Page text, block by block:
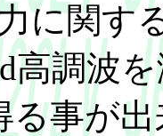
に関す
高調波
る事が